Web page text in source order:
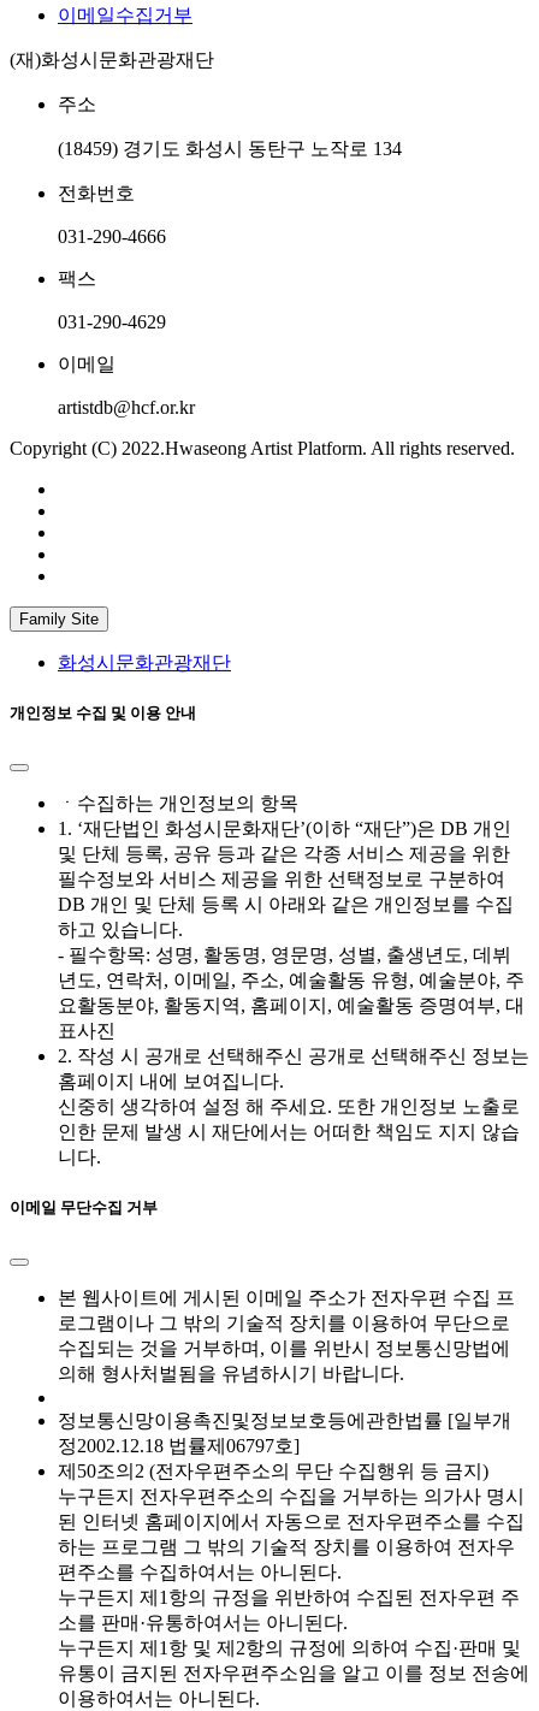
이메일수집거부
(재)화성시문화관광재단
주소
(18459) 경기도 화성시 동탄구 노작로 134
전화번호
031-290-4666
팩스
031-290-4629
이메일
artistdb@hcf.or.kr
Copyright (C) 2022.Hwaseong Artist Platform. All rights reserved.
Family Site
화성시문화관광재단
개인정보 수집 및 이용 안내
ㆍ수집하는 개인정보의 항목
1. ‘재단법인 화성시문화재단’(이하 “재단”)은 DB 개인
및 단체 등록, 공유 등과 같은 각종 서비스 제공을 위한
필수정보와 서비스 제공을 위한 선택정보로 구분하여
DB 개인 및 단체 등록 시 아래와 같은 개인정보를 수집
하고 있습니다.
- 필수항목: 성명, 활동명, 영문명, 성별, 출생년도, 데뷔
년도, 연락처, 이메일, 주소, 예술활동 유형, 예술분야, 주
요활동분야, 활동지역, 홈페이지, 예술활동 증명여부, 대
표사진
2. 작성 시 공개로 선택해주신 공개로 선택해주신 정보는
홈페이지 내에 보여집니다.
신중히 생각하여 설정 해 주세요. 또한 개인정보 노출로
인한 문제 발생 시 재단에서는 어떠한 책임도 지지 않습
니다.
이메일 무단수집 거부
본 웹사이트에 게시된 이메일 주소가 전자우편 수집 프
로그램이나 그 밖의 기술적 장치를 이용하여 무단으로
수집되는 것을 거부하며, 이를 위반시 정보통신망법에
의해 형사처벌됨을 유념하시기 바랍니다.
정보통신망이용촉진및정보보호등에관한법률 [일부개
정2002.12.18 법률제06797호]
제50조의2 (전자우편주소의 무단 수집행위 등 금지)
누구든지 전자우편주소의 수집을 거부하는 의가사 명시
된 인터넷 홈페이지에서 자동으로 전자우편주소를 수집
하는 프로그램 그 밖의 기술적 장치를 이용하여 전자우
편주소를 수집하여서는 아니된다.
누구든지 제1항의 규정을 위반하여 수집된 전자우편 주
소를 판매·유통하여서는 아니된다.
누구든지 제1항 및 제2항의 규정에 의하여 수집·판매 및
유통이 금지된 전자우편주소임을 알고 이를 정보 전송에
이용하여서는 아니된다.